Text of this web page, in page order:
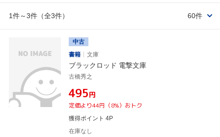
1件～3件（全3件） 60件
中古
書籍
文庫
ブラックロッド 電撃文庫
古橋秀之
¥495円
定価より44円（8%）おトク
獲得ポイント 4P
在庫なし